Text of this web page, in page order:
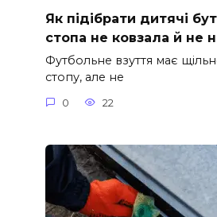
Як підібрати дитячі
стопа не ковзала й не
Футбольне взуття має
стопу, але не
0 22